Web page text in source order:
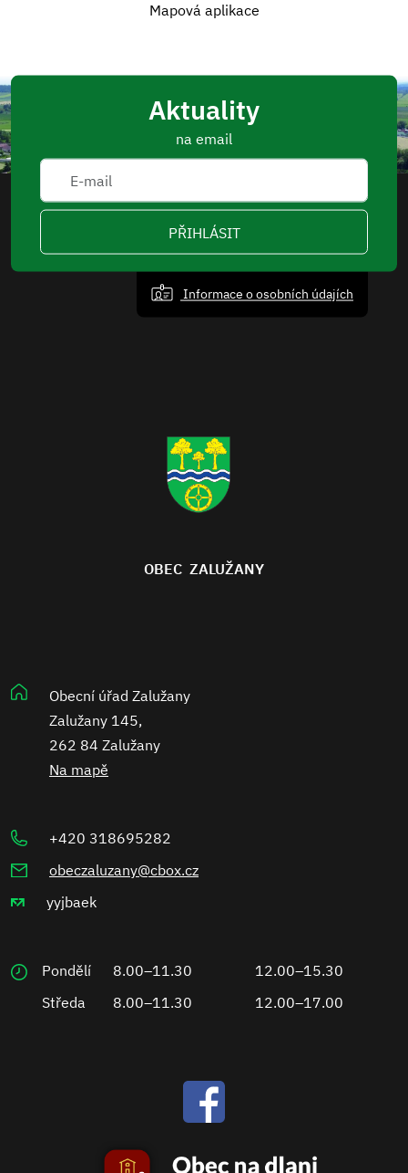
Mapová aplikace
Aktuality
na email
PŘIHLÁSIT
Informace o osobních údajích
OBEC ZALUŽANY
Obecní úřad Zalužany
Zalužany 145,
262 84 Zalužany
Na mapě
+420 318695282
obeczaluzany@cbox.cz
yyjbaek
Pondělí 8.00–11.30
12.00–15.30
Středa
8.00–11.30 12.00–17.00